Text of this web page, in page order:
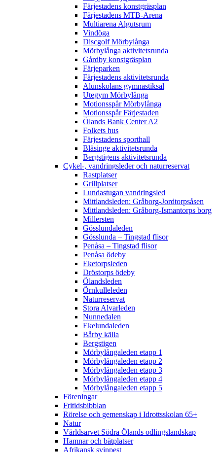
Färjestadens konstgräsplan
Färjestadens MTB-Arena
Multiarena Algutsrum
Vindöga
Discgolf Mörbylånga
Mörbylånga aktivitetsrunda
Gårdby konstgräsplan
Färjeparken
Färjestadens aktivitetsrunda
Alunskolans gymnastiksal
Utegym Mörbylånga
Motionsspår Mörbylånga
Motionsspår Färjestaden
Ölands Bank Center A2
Folkets hus
Färjestadens sporthall
Bläsinge aktivitetsrunda
Bergstigens aktivitetsrunda
Cykel-, vandringsleder och naturreservat
Rastplatser
Grillplatser
Lundastugan vandringsled
Mittlandsleden: Gråborg-Jordtorpsåsen
Mittlandsleden: Gråborg-Ismantorps borg
Millersten
Gösslundaleden
Gösslunda – Tingstad flisor
Penåsa – Tingstad flisor
Penåsa ödeby
Eketorpsleden
Dröstorps ödeby
Ölandsleden
Örnkulleleden
Naturreservat
Stora Alvarleden
Nunnedalen
Ekelundaleden
Bårby källa
Bergstigen
Mörbylångaleden etapp 1
Mörbylångaleden etapp 2
Mörbylångaleden etapp 3
Mörbylångaleden etapp 4
Mörbylångaleden etapp 5
Föreningar
Fritidsbibblan
Rörelse och gemenskap i Idrottsskolan 65+
Natur
Världsarvet Södra Ölands odlingslandskap
Hamnar och båtplatser
Afrikansk svinpest